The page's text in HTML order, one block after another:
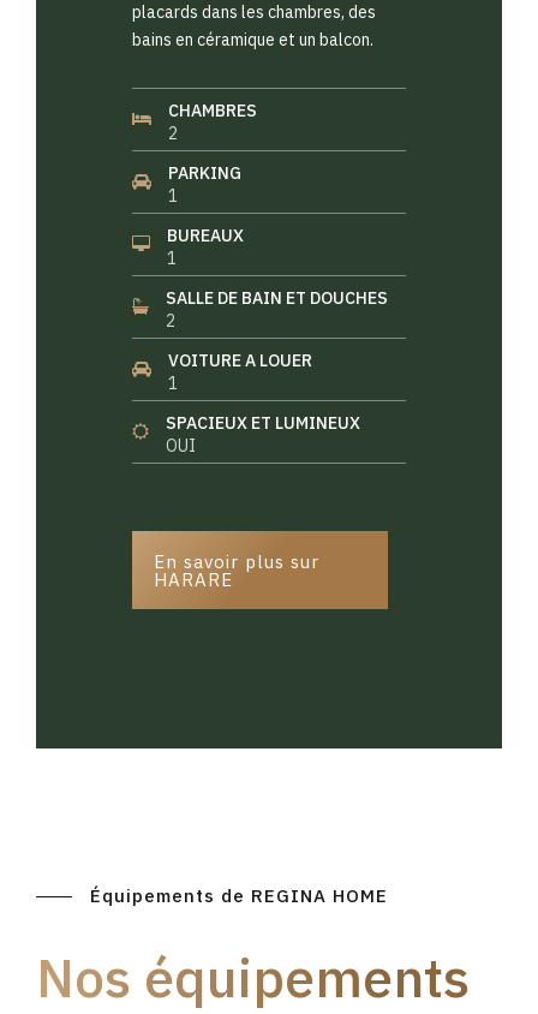
placards dans les chambres, des
bains en céramique et un balcon.
CHAMBRES
2
PARKING
1
BUREAUX
1
SALLE DE BAIN ET DOUCHES
2
VOITURE A LOUER
1
SPACIEUX ET LUMINEUX
OUI
En savoir plus sur
HARARE
Équipements de REGINA HOME
Nos équipements